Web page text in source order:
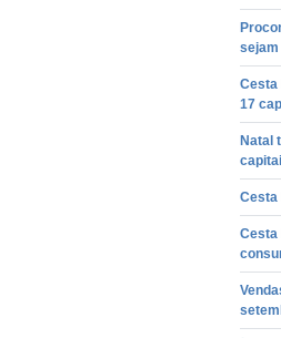
Cesta
17
Natal
Cesta
Cesta